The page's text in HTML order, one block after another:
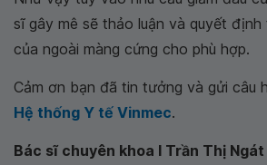
sĩ gây mê sẽ thảo luận và quyết định
của ngoài màng cứng cho phù hợp.
Cảm ơn bạn đã tin tưởng và gửi câu
Hệ thống Y tế Vinmec.
Bác sĩ chuyên khoa I Trần Thị Ngát